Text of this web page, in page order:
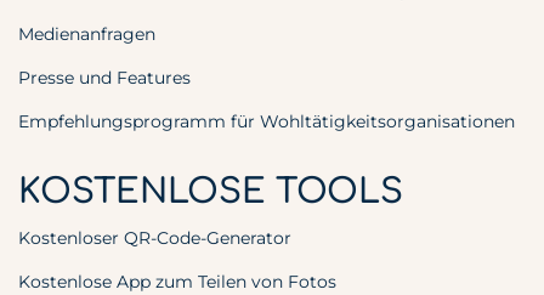
Medienanfragen
Presse und Features
Empfehlungsprogramm für Wohltätigkeitsorganisationen
KOSTENLOSE TOOLS
Kostenloser QR-Code-Generator
Kostenlose App zum Teilen von Fotos